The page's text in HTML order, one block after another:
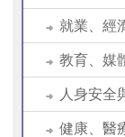
就業、經
教育、媒
人身安全
健康、醫